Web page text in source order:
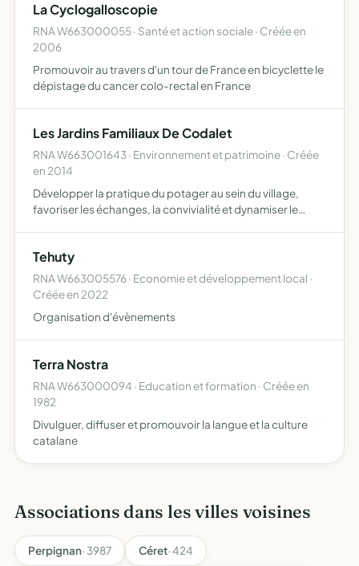
La Cyclogalloscopie
RNA W663000055 · Santé et action sociale · Créée en
2006
Promouvoir au travers d'un tour de France en bicyclette le
dépistage du cancer colo-rectal en France
Les Jardins Familiaux De Codalet
RNA W663001643 · Environnement et patrimoine · Créée
en 2014
Développer la pratique du potager au sein du village,
favoriser les échanges, la convivialité et dynamiser le
Tehuty
RNA W663005576 · Economie et développement local ·
Créée en 2022
Organisation d'évènements
Terra Nostra
RNA W663000094 · Education et formation · Créée en
1982
Divulguer, diffuser et promouvoir la langue et la culture
catalane
Associations dans les villes voisines
Perpignan· 3987 Céret· 424